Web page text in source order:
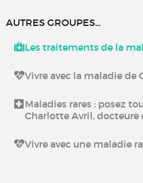
AUTRES GROUPES...
Les traitements de la
Vivre avec la maladie de
Maladies rares : posez
Charlotte Avril, docteure
Vivre avec une maladie